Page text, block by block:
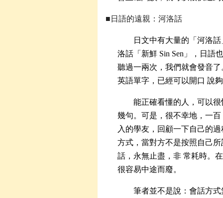
■日語的遠親：河洛話
日文中有大量的「河洛
洛話「新鮮 Sin Sen」，日語
聽過一兩次，我們就會發音
英語單字，已經可以開口 說
能正確看懂的人，可以
幾句。可是，很不幸地，一百
入的學友，回顧一下自己的
方式，當對方不是按照自己
話，永無止盡，非 常耗時。
很容易中途而廢。
筆者並不是說：會話方